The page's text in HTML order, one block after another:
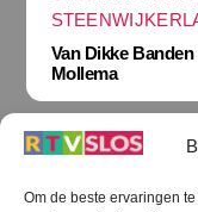
Om de beste ervaringen
Van Dikke
Mollema